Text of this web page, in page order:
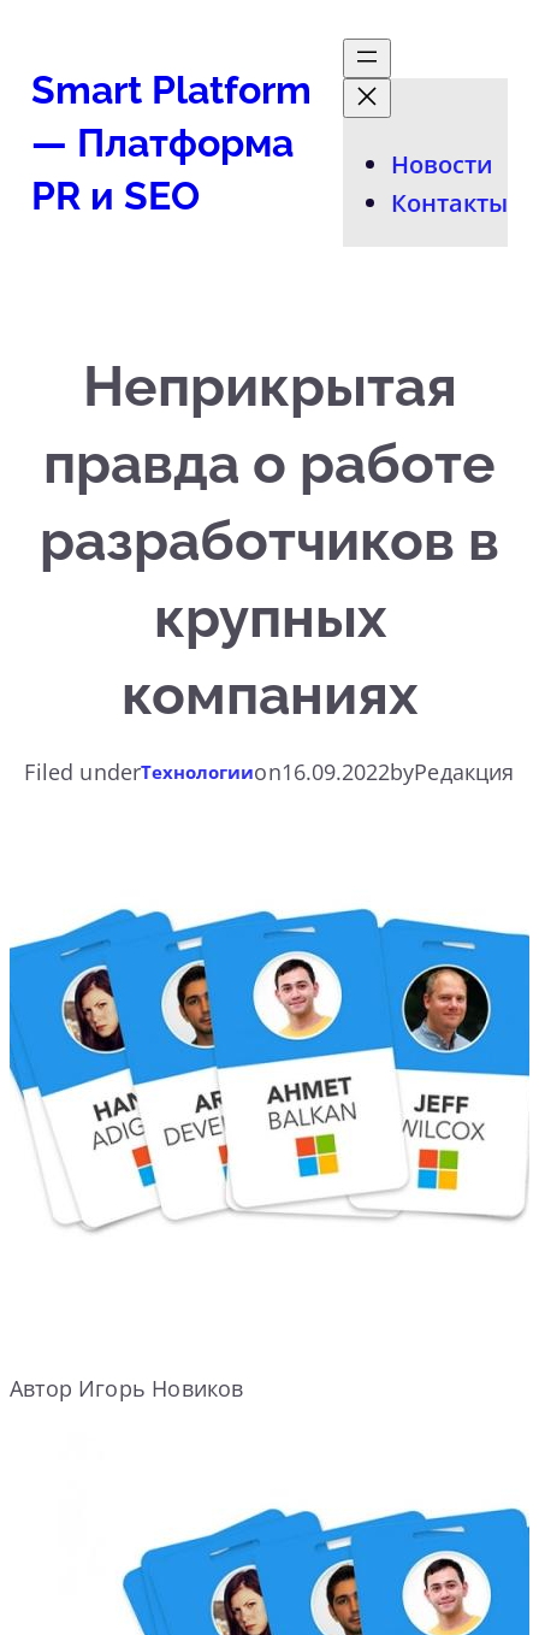
содержимому
Smart Platform
— Платформа
PR и SEO
Новости
Контакты
Неприкрытая
правда о работе
разработчиков в
крупных
компаниях
Filed underТехнологииon16.09.2022byРедакция
Автор Игорь Новиков